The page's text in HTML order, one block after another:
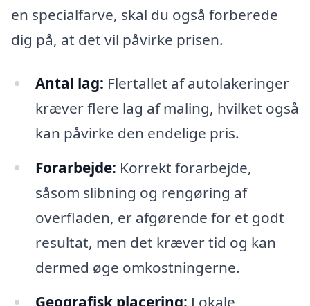
en specialfarve, skal du også forberede
dig på, at det vil påvirke prisen.
Antal lag: Flertallet af autolakeringer
kræver flere lag af maling, hvilket også
kan påvirke den endelige pris.
Forarbejde: Korrekt forarbejde,
såsom slibning og rengøring af
overfladen, er afgørende for et godt
resultat, men det kræver tid og kan
dermed øge omkostningerne.
Geografisk placering: Lokale